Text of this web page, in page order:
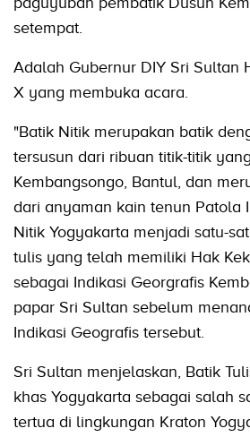
setempat.
Adalah Gubernur DIY Sri Sultan
X yang membuka acara.
"Batik Nitik merupakan batik
tersusun dari ribuan titik-titik
Kembangsongo, Bantul, dan
dari anyaman kain tenun Patola
Nitik Yogyakarta menjadi satu-
tulis yang telah memiliki Hak
sebagai Indikasi Georgrafis
papar Sri Sultan sebelum
Indikasi Geografis tersebut.
Sri Sultan menjelaskan, Batik
khas Yogyakarta sebagai salah
tertua di lingkungan Kraton